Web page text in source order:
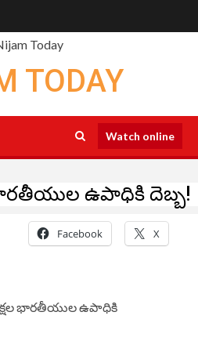
TODAY
Watch online
ఉపాధికి దెబ్బ!
Facebook X